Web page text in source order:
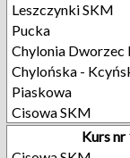
Leszczynki SKM
Pucka
Chylonia Dworzec
Chylońska -
Piaskowa
Cisowa SKM
Kurs nr